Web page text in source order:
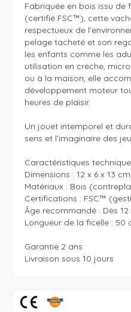
Fabriquée en bois issu
(certifié FSC™), cette
respectueux de
pelage tacheté et son
les enfants comme les
utilisation en crèche,
ou à la maison, elle
développement moteur
heures de plaisir.
Un jouet intemporel et
sens et l’imaginaire des
Caractéristiques
Dimensions : 12 x 6 x 13 cm
Matériaux : Bois
Certifications : FSC™
Âge recommandé : Dès 12
Longueur de la ficelle : 50
Garantie 2 ans
Livraison sous 10 jours